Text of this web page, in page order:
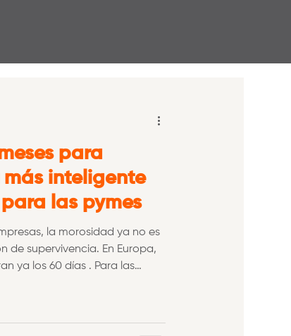
para
inteligente
las pymes
la morosidad ya no es
de supervivencia. En Europa,
días . Para las